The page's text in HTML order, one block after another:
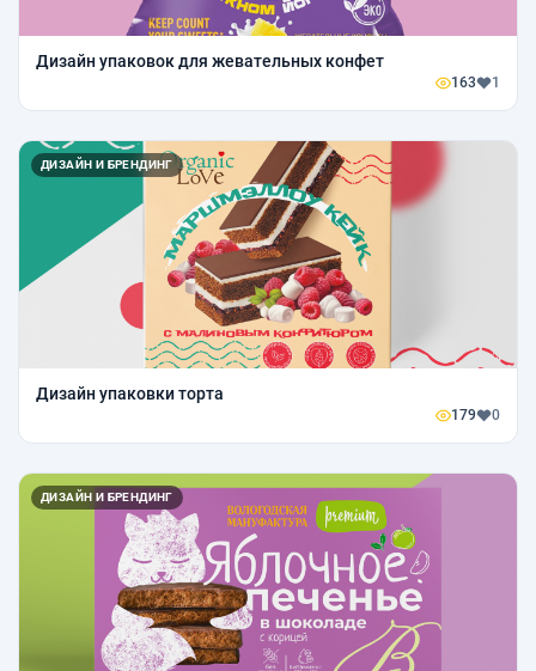
Дизайн упаковок для жевательных конфет
163 1
ДИЗАЙН И БРЕНДИНГ
Дизайн упаковки торта
179 0
ДИЗАЙН И БРЕНДИНГ